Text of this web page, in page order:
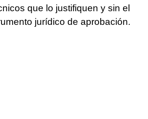
que lo justifiquen y sin el
jurídico de aprobación.